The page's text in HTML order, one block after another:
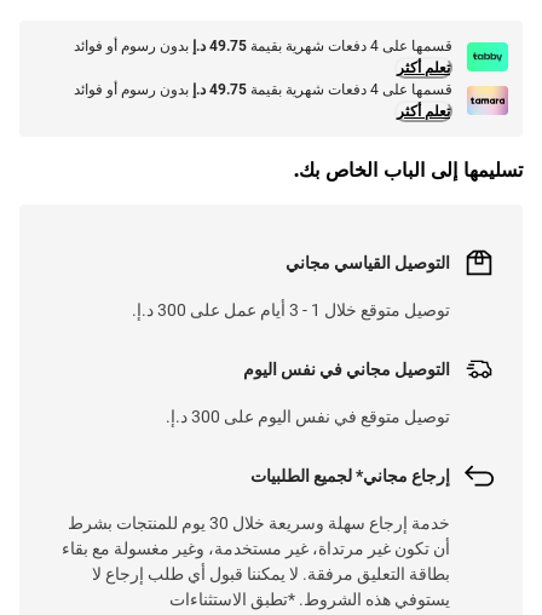
قسمها على 4 دفعات شهرية بقيمة 49.75 د.إ
بدون رسوم أو فوائد
تعلم أكثر
قسمها على 4 دفعات شهرية بقيمة
49.75 د.إ
بدون رسوم أو فوائد
تعلم أكثر
تسليمها إلى الباب الخاص بك.
التوصيل القياسي مجاني
توصيل متوقع خلال 1 - 3 أيام عمل على 300 د.إ.
التوصيل مجاني في نفس اليوم
توصيل متوقع في نفس اليوم على 300 د.إ.
إرجاع مجاني* لجميع الطلبيات
خدمة إرجاع سهلة وسريعة خلال 30 يوم للمنتجات بشرط
أن تكون غير مرتداة، غير مستخدمة، وغير مغسولة مع بقاء
بطاقة التعليق مرفقة. لا يمكننا قبول أي طلب إرجاع لا
يستوفي هذه الشروط. *تطبق الاستثناءات